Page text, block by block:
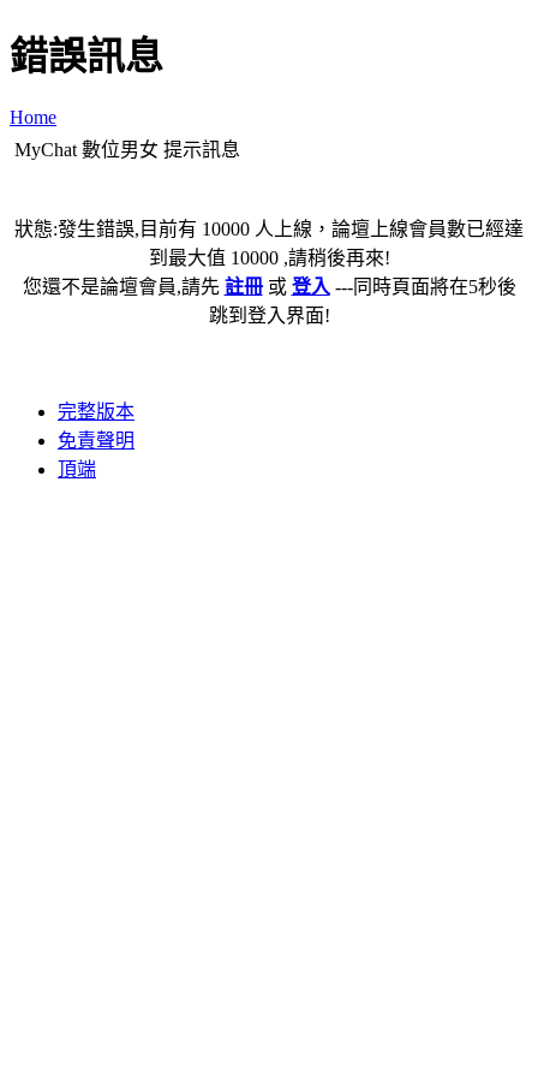
錯誤訊息
Home
MyChat 數位男女 提示訊息
狀態:發生錯誤,目前有 10000 人上線，論壇上線會員數已經達
到最大值 10000 ,請稍後再來!
您還不是論壇會員,請先 註冊或 登入 ---同時頁面將在5秒後
跳到登入界面!
完整版本
免責聲明
頂端